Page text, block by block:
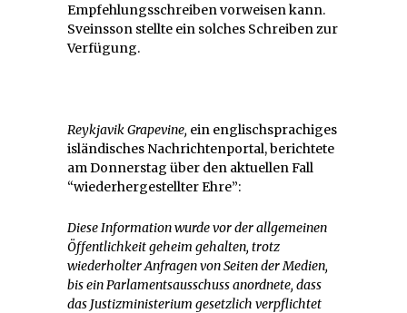
Empfehlungsschreiben vorweisen kann.
Sveinsson stellte ein solches Schreiben zur
Verfügung.
Reykjavik Grapevine, ein englischsprachiges
isländisches Nachrichtenportal, berichtete
am Donnerstag über den aktuellen Fall
“wiederhergestellter Ehre”:
Diese Information wurde vor der allgemeinen
Öffentlichkeit geheim gehalten, trotz
wiederholter Anfragen von Seiten der Medien,
bis ein Parlamentsausschuss anordnete, dass
das Justizministerium gesetzlich verpflichtet